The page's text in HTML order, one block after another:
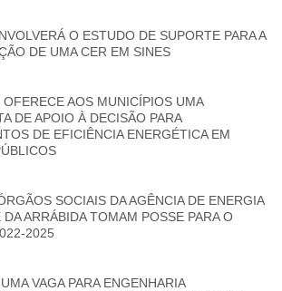
O ESTUDO DE SUPORTE PARA A
DE UMA CER EM SINES
OFERECE AOS MUNICÍPIOS UMA
DE APOIO À DECISÃO PARA
DE EFICIÊNCIA ENERGÉTICA EM
SOCIAIS DA AGÊNCIA DE ENERGIA
DA ARRÁBIDA TOMAM POSSE PARA O
2025
VAGA PARA ENGENHARIA